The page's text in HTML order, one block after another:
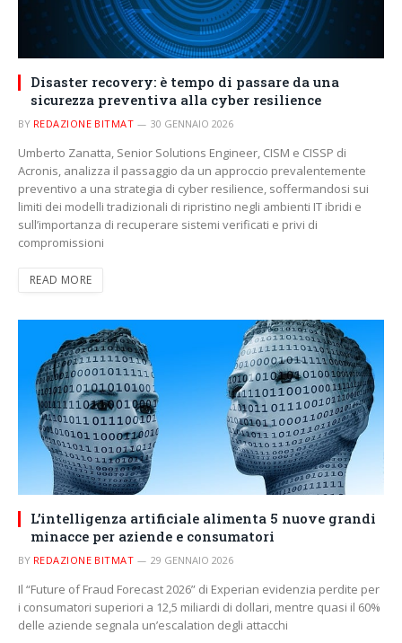
Disaster recovery: è tempo di passare da una
sicurezza preventiva alla cyber resilience
BY REDAZIONE BITMAT 30 GENNAIO 2026
Umberto Zanatta, Senior Solutions Engineer, CISM e CISSP di
Acronis, analizza il passaggio da un approccio prevalentemente
preventivo a una strategia di cyber resilience, soffermandosi sui
limiti dei modelli tradizionali di ripristino negli ambienti IT ibridi e
sull’importanza di recuperare sistemi verificati e privi di
compromissioni
READ MORE
L’intelligenza artificiale alimenta 5 nuove grandi
minacce per aziende e consumatori
BY REDAZIONE BITMAT 29 GENNAIO 2026
Il “Future of Fraud Forecast 2026” di Experian evidenzia perdite per
i consumatori superiori a 12,5 miliardi di dollari, mentre quasi il 60%
delle aziende segnala un’escalation degli attacchi